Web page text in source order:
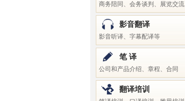
商务陪同、会务谈判、展览交流
影音翻译
影音听译、字幕配译等
笔 译
公司和产品介绍、章程、合同
翻译培训